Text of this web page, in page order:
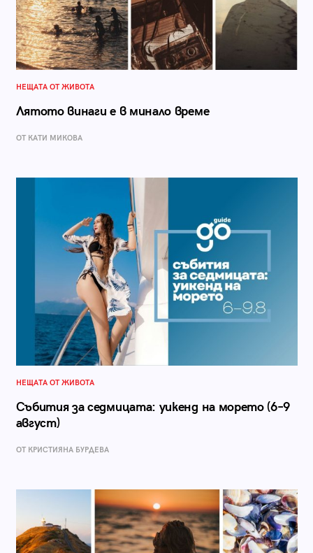
НЕЩАТА ОТ ЖИВОТА
Лятото винаги е в минало време
ОТ КАТИ МИКОВА
НЕЩАТА ОТ ЖИВОТА
Събития за седмицата: уикенд на морето (6–9
август)
ОТ КРИСТИЯНА БУРДЕВА